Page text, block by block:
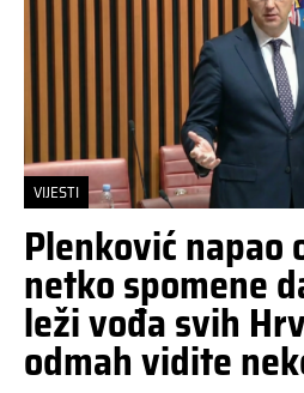
VIJESTI
Plenković napao
netko spomene
leži vođa svih
odmah vidite